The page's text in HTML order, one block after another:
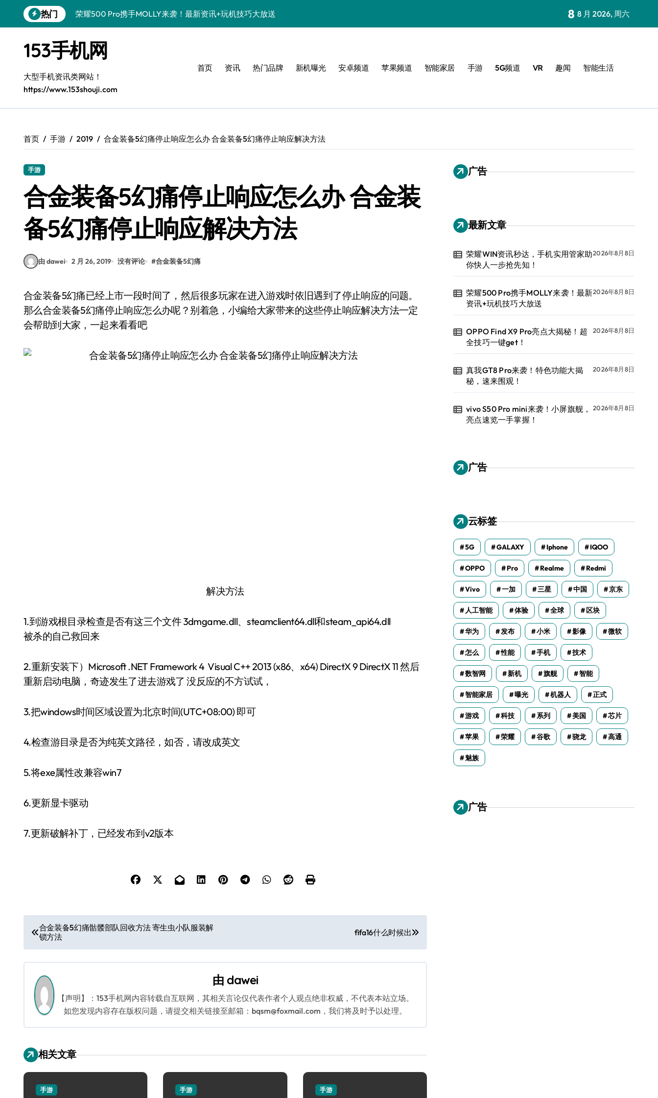
到
热门
荣耀500 Pro携手MOLLY来袭！最新资讯+玩机技巧大放送
真我GT8 Pro来袭！特色功能大揭秘，速来围观！
vivo S50 Pro mini来袭！小屏旗舰，亮点速览一手掌握！
手机分享员揭秘：REDMI K90亮点配置，一文全掌握！
荣耀ROBOT PHONE在手，智能资讯生活一键全掌控！
iPhone 17e爆料来袭！性能配置大升级，速来围观！
荣耀WIN资讯秒达，手机实用管家助你快人一步抢先知！
8 8 月 2026, 周六
153手机网
大型手机资讯类网站！
https://www.153shouji.com
首页 资讯 热门品牌 新机曝光 安卓频道 苹果频道 智能家居 手游 5G频道 VR 趣闻 智能生活
首页 手游 2019 合金装备5幻痛停止响应怎么办 合金装备5幻痛停止响应解决方法
手游
合金装备5幻痛停止响应怎么办 合金装
备5幻痛停止响应解决方法
由 dawei 2 月 26, 2019 没有评论 #合金装备5幻痛
合金装备5幻痛已经上市一段时间了，然后很多玩家在进入游戏时依旧遇到了停止响应的问题。
那么合金装备5幻痛停止响应怎么办呢？别着急，小编给大家带来的这些停止响应解决方法一定
会帮助到大家，一起来看看吧
解决方法
1.到游戏根目录检查是否有这三个文件 3dmgame.dll、steamclient64.dll和steam_api64.dll
被杀的自己救回来
2.重新安装下）Microsoft .NET Framework 4 Visual C++ 2013 (x86、x64) DirectX 9 DirectX 11 然后
重新启动电脑，奇迹发生了进去游戏了 没反应的不方试试，
3.把windows时间区域设置为北京时间(UTC+08:00) 即可
4.检查游目录是否为纯英文路径，如否，请改成英文
5.将exe属性改兼容win7
6.更新显卡驱动
7.更新破解补丁，已经发布到v2版本
文
章
导
航
合金装备5幻痛骷髅部队回收方法 寄生虫小队服装解
锁方法
fifa16什么时候出
由 dawei
【声明】：153手机网内容转载自互联网，其相关言论仅代表作者个人观点绝非权威，不代表本站立场。
如您发现内容存在版权问题，请提交相关链接至邮箱：bqsm@foxmail.com，我们将及时予以处理。
相关文章
手游 手游 手游
广告
最新文章
荣耀WIN资讯秒达，手机实用管家助
你快人一步抢先知！
2026年8月8日
荣耀500 Pro携手MOLLY来袭！最新
资讯+玩机技巧大放送
2026年8月8日
OPPO Find X9 Pro亮点大揭秘！超
全技巧一键get！
2026年8月8日
真我GT8 Pro来袭！特色功能大揭
秘，速来围观！
2026年8月8日
vivo S50 Pro mini来袭！小屏旗舰，
亮点速览一手掌握！
2026年8月8日
广告
云标签
5G GALAXY Iphone IQOO
OPPO Pro Realme Redmi
Vivo 一加 三星 中国 京东
人工智能 体验 全球 区块
华为 发布 小米 影像 微软
怎么 性能 手机 技术
数智网 新机 旗舰 智能
智能家居 曝光 机器人 正式
游戏 科技 系列 美国 芯片
苹果 荣耀 谷歌 骁龙 高通
魅族
广告